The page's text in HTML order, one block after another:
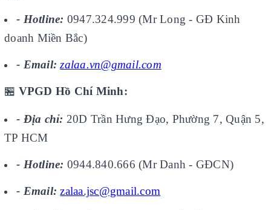
- Hotline: 0947.324.999 (Mr Long - GĐ Kinh
doanh Miền Bắc)
- Email: zalaa.vn@gmail.com
🏪 VPGD Hồ Chí Minh:
- Địa chỉ: 20D Trần Hưng Đạo, Phường 7, Quận 5,
TP HCM
- Hotline: 0944.840.666 (Mr Danh - GĐCN)
- Email: zalaa.jsc@gmail.com